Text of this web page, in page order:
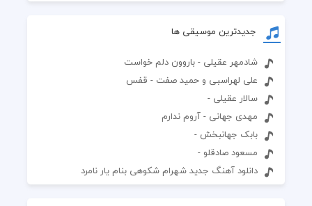
جدیدترین موسیقی ها
شادمهر عقیلی - باروون دلم خواست
علی لهراسبی و حمید صفت - قفس
سالار عقیلی -
مهدی جهانی - آروم ندارم
بابک جهانبخش -
مسعود صادقلو -
دانلود آهنگ جدید شهرام شکوهی بنام یار نامرد